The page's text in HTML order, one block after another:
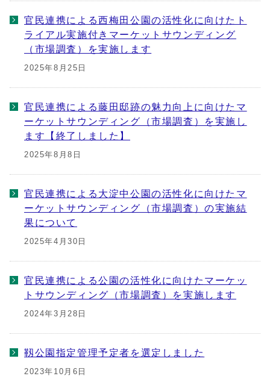
官民連携による西梅田公園の活性化に向けたト
ライアル実施付きマーケットサウンディング
（市場調査）を実施します
2025年8月25日
官民連携による藤田邸跡の魅力向上に向けたマ
ーケットサウンディング（市場調査）を実施し
ます【終了しました】
2025年8月8日
官民連携による大淀中公園の活性化に向けたマ
ーケットサウンディング（市場調査）の実施結
果について
2025年4月30日
官民連携による公園の活性化に向けたマーケッ
トサウンディング（市場調査）を実施します
2024年3月28日
靱公園指定管理予定者を選定しました
2023年10月6日